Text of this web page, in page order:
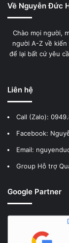
Về Nguyễn Đức
Chào mọi người,
người A-Z về
để lại bất cứ yêu
Liên hệ
Call (Zalo):
Facebook:
Email:
Group Hỗ trợ
Google Partner